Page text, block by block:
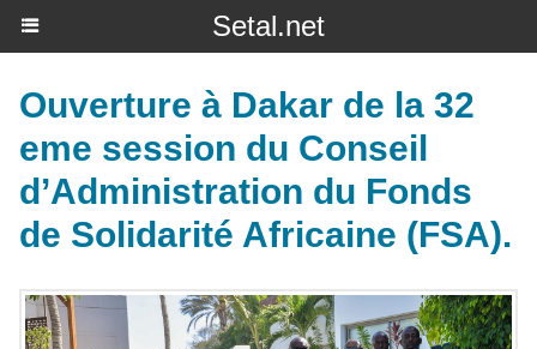
Setal.net
Ouverture à Dakar de la 32
eme session du Conseil
d’Administration du Fonds
de Solidarité Africaine (FSA).